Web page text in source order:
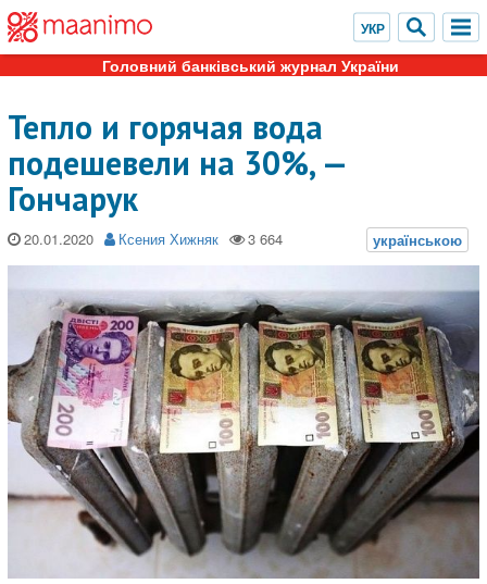
Головний банківський журнал України
Тепло и горячая вода
подешевели на 30%, —
Гончарук
20.01.2020 Ксения Хижняк